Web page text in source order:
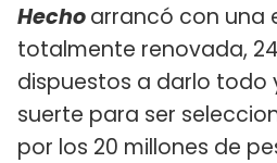
Hechoarrancó con una
totalmente renovada,
dispuestos a darlo todo
suerte para ser
por los 20 millones de